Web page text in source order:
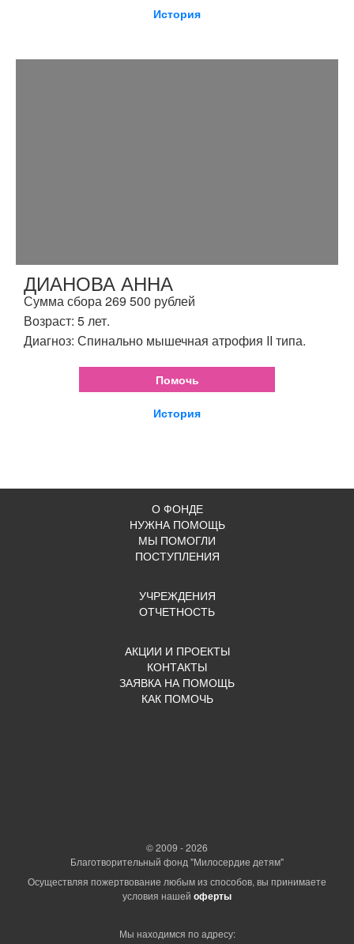
История
ДИАНОВА АННА
Сумма сбора 269 500 рублей
Возраст: 5 лет.
Диагноз: Спинально мышечная атрофия II типа.
Помочь
История
О ФОНДЕ
НУЖНА ПОМОЩЬ
МЫ ПОМОГЛИ
ПОСТУПЛЕНИЯ
УЧРЕЖДЕНИЯ
ОТЧЕТНОСТЬ
АКЦИИ И ПРОЕКТЫ
КОНТАКТЫ
ЗАЯВКА НА ПОМОЩЬ
КАК ПОМОЧЬ
© 2009 - 2026
Благотворительный фонд "Милосердие детям"
Осуществляя пожертвование любым из способов, вы принимаете
условия нашей оферты
Мы находимся по адресу: